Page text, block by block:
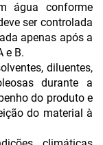
água conforme
ser controlada
apenas após a
e B.
diluentes,
durante a
do produto e
do material à